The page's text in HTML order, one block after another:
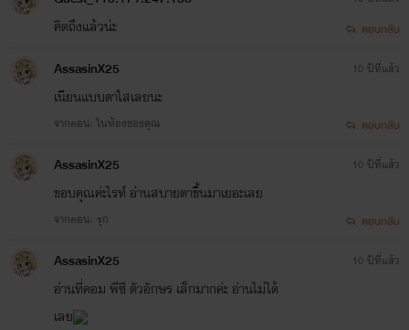
คิดถึงแล้วน่ะ
ตอบกลับ
AssasinX25
เนียนแบบตาใสเลยนะ
จากตอน: ในห้องของคุณ
10 ปีที่แล้ว
ตอบกลับ
AssasinX25
ขอบคุณค่ะไรท์ อ่านสบายตาขึ้นมาเยอะเลย
จากตอน: รุก
10 ปีที่แล้ว
ตอบกลับ
AssasinX25
อ่านที่คอม พีซี ตัวอักษร เล็กมากค่ะ อ่านไม่ได้
เลย
10 ปีที่แล้ว